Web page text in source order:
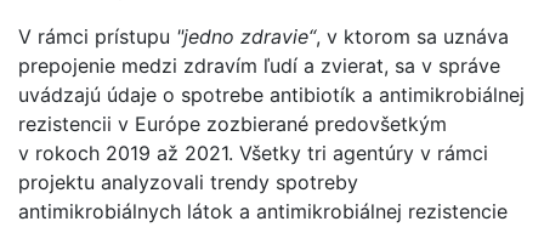
V rámci prístupu "jedno zdravie“, v ktorom sa uznáva
prepojenie medzi zdravím ľudí a zvierat, sa v správe
uvádzajú údaje o spotrebe antibiotík a antimikrobiálnej
rezistencii v Európe zozbierané predovšetkým
v rokoch 2019 až 2021. Všetky tri agentúry v rámci
projektu analyzovali trendy spotreby
antimikrobiálnych látok a antimikrobiálnej rezistencie